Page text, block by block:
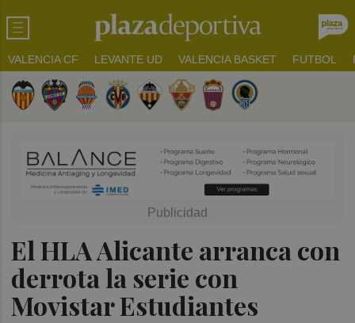
VALENCIA CF LEVANTE UD VALENCIA BASKET FUTBOL
El HLA Alicante arranca con
derrota la serie con
Movistar Estudiantes